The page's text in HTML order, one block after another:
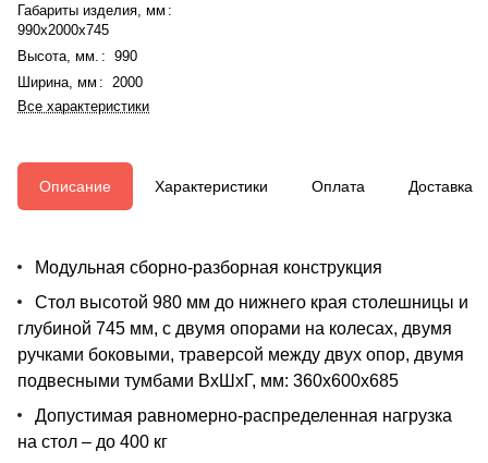
Габариты изделия, мм :
990x2000x745
Высота, мм. : 990
Ширина, мм :
2000
Все характеристики
Описание Характеристики Оплата Доставка
Модульная сборно-разборная конструкция
Стол высотой 980 мм до нижнего края столешницы и
глубиной 745 мм, с двумя опорами на колесах, двумя
ручками боковыми, траверсой между двух опор, двумя
подвесными тумбами ВхШхГ, мм: 360х600х685
Допустимая равномерно-распределенная нагрузка
на стол – до 400 кг